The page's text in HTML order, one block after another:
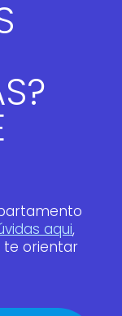
aqui,
te orientar